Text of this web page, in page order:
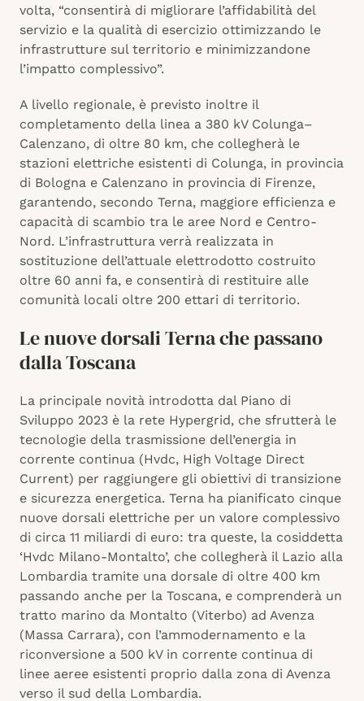
volta, “consentirà di migliorare l’affidabilità del
servizio e la qualità di esercizio ottimizzando le
infrastrutture sul territorio e minimizzandone
l’impatto complessivo”.
A livello regionale, è previsto inoltre il
completamento della linea a 380 kV Colunga–
Calenzano, di oltre 80 km, che collegherà le
stazioni elettriche esistenti di Colunga, in provincia
di Bologna e Calenzano in provincia di Firenze,
garantendo, secondo Terna, maggiore efficienza e
capacità di scambio tra le aree Nord e Centro-
Nord. L’infrastruttura verrà realizzata in
sostituzione dell’attuale elettrodotto costruito
oltre 60 anni fa, e consentirà di restituire alle
comunità locali oltre 200 ettari di territorio.
Le nuove dorsali Terna che passano
dalla Toscana
La principale novità introdotta dal Piano di
Sviluppo 2023 è la rete Hypergrid, che sfrutterà le
tecnologie della trasmissione dell’energia in
corrente continua (Hvdc, High Voltage Direct
Current) per raggiungere gli obiettivi di transizione
e sicurezza energetica. Terna ha pianificato cinque
nuove dorsali elettriche per un valore complessivo
di circa 11 miliardi di euro: tra queste, la cosiddetta
‘Hvdc Milano-Montalto’, che collegherà il Lazio alla
Lombardia tramite una dorsale di oltre 400 km
passando anche per la Toscana, e comprenderà un
tratto marino da Montalto (Viterbo) ad Avenza
(Massa Carrara), con l’ammodernamento e la
riconversione a 500 kV in corrente continua di
linee aeree esistenti proprio dalla zona di Avenza
verso il sud della Lombardia.